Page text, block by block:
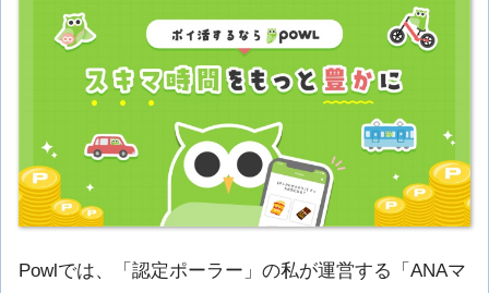
Powlでは、「認定ポーラー」の私が運営する「ANAマ